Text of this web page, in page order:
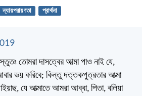
ন্যায়পরায়ণতা প্রার্থনা
তোমরা দাসত্বের আত্মা পাও নাই যে,
ভয় করিবে; কিন্তু দত্তকপুত্রতার আত্মা
যে আত্মাতে আমরা আব্বা, পিতা, বলিয়া